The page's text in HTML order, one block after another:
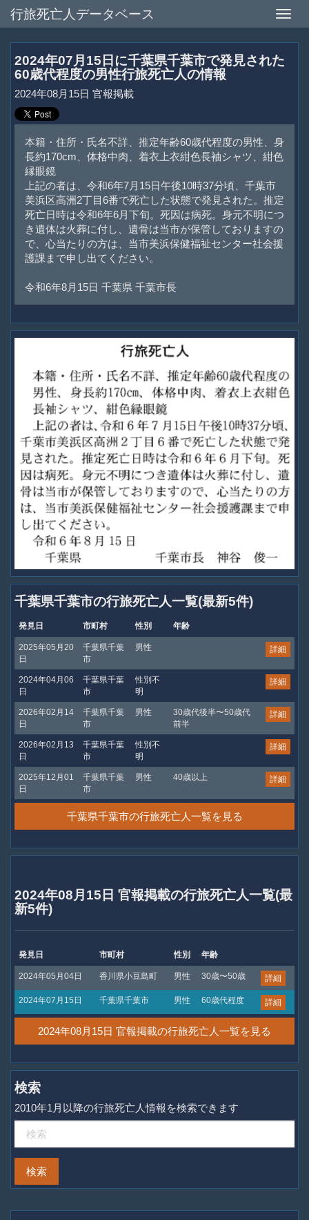
Toggle
行旅死亡人データベース
2024年07月15日に千葉県千葉市で発見された
60歳代程度の男性行旅死亡人の情報
2024年08月15日 官報掲載
本籍・住所・氏名不詳、推定年齢60歳代程度の男性、身
長約170cm、体格中肉、着衣上衣紺色長袖シャツ、紺色
縁眼鏡
上記の者は、令和6年7月15日午後10時37分頃、千葉市
美浜区高洲2丁目6番で死亡した状態で発見された。推定
死亡日時は令和6年6月下旬。死因は病死。身元不明につ
き遺体は火葬に付し、遺骨は当市が保管しておりますの
で、心当たりの方は、当市美浜保健福祉センター社会援
護課まで申し出てください。
令和6年8月15日 千葉県 千葉市長
千葉県千葉市の行旅死亡人一覧(最新5件)
発見日 市町村 性別 年齢
2025年05月20
日
千葉県千葉
市
男性 詳細
2024年04月06
日
千葉県千葉
市
性別不
明
詳細
2026年02月14
日
千葉県千葉
市
男性
30歳代後半〜50歳代
前半
詳細
2026年02月13
日
千葉県千葉
市
性別不
明
詳細
2025年12月01
日
千葉県千葉
市
男性 40歳以上 詳細
千葉県千葉市の行旅死亡人一覧を見る
2024年08月15日 官報掲載の行旅死亡人一覧(最
新5件)
発見日 市町村 性別 年齢
2024年05月04日 香川県小豆島町 男性 30歳〜50歳 詳細
2024年07月15日 千葉県千葉市 男性 60歳代程度 詳細
2024年08月15日 官報掲載の行旅死亡人一覧を見る
検索
2010年1月以降の行旅死亡人情報を検索できます